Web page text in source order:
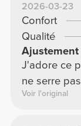
2026-03-23
Confort
Qualité
J'adore ce
ne serre
Voir l'original